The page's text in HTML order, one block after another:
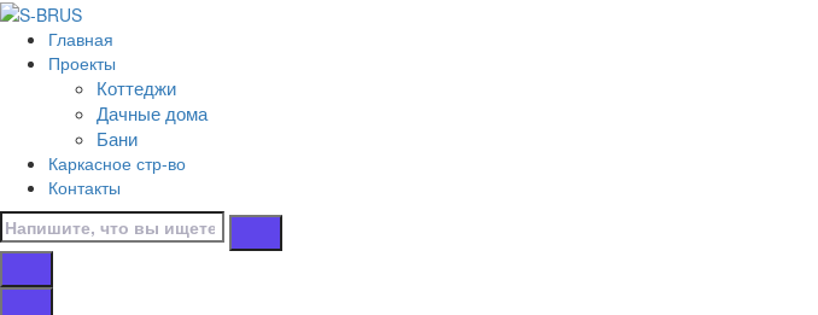
Перейти к контенту
Главная
Проекты
Коттеджи
Дачные дома
Бани
Каркасное стр-во
Контакты
Коттеджи
/
Из клееного бруса
/